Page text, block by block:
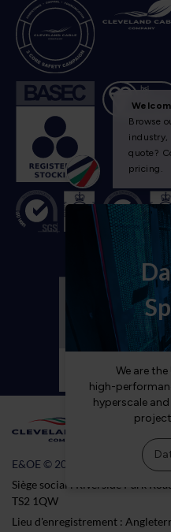
E&OE © 2026 Cleveland Cable
Siège social : Riverside Park
TS2 1QW
Lieu d'enregistrement :